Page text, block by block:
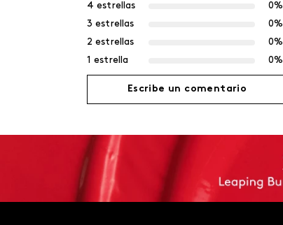
4 estrellas
0%
3 estrellas
0%
2 estrellas
0%
1 estrella
0%
Escribe un comentario
Agregar comentario
Título